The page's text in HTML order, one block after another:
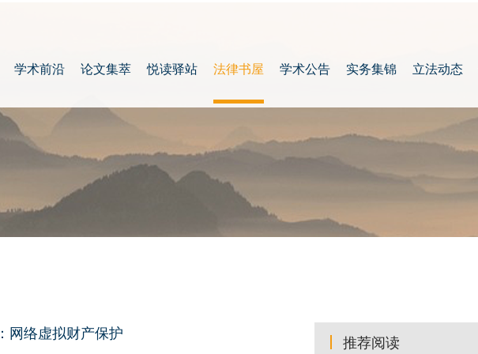
学术前沿 论文集萃 悦读驿站 法律书屋 学术公告 实务集锦 立法动态
网络虚拟财产保护 推荐阅读